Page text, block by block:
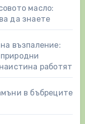
масло:
да знаете
възпаление:
работят
в бъбреците